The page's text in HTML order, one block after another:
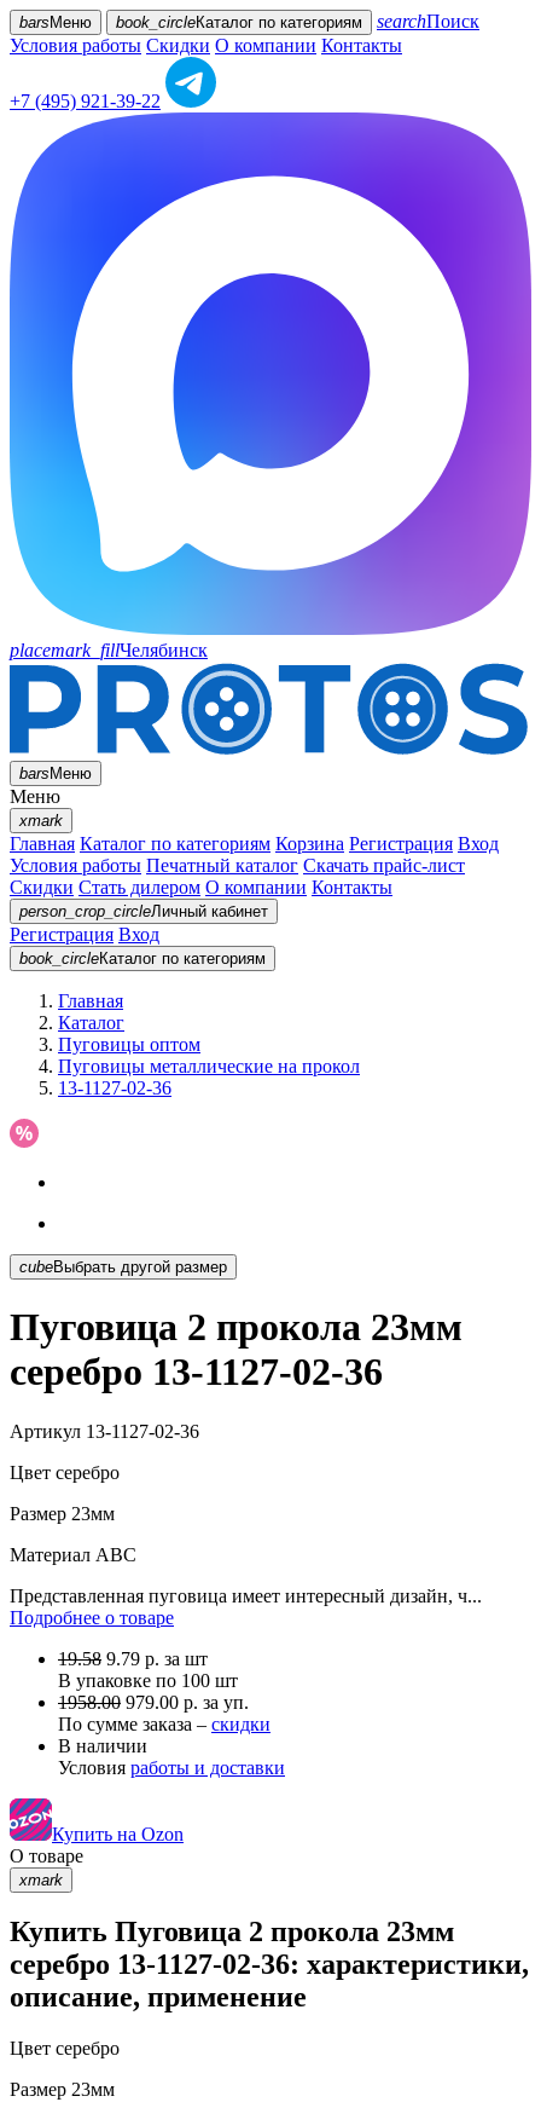
bars Меню book_circleКаталог по категориям searchПоиск
Условия работы Скидки О компании Контакты
+7 (495) 921-39-22
placemark_fillЧелябинск
barsМеню
Меню
xmark
Главная Каталог по категориям Корзина Регистрация Вход
Условия работы Печатный каталог Скачать прайс-лист
Скидки Стать дилером О компании Контакты
person_crop_circleЛичный кабинет
Регистрация Вход
book_circleКаталог по категориям
Главная
Каталог
Пуговицы оптом
Пуговицы металлические на прокол
13-1127-02-36
cubeВыбрать другой размер
Пуговица 2 прокола 23мм
серебро 13-1127-02-36
Артикул 13-1127-02-36
Цвет серебро
Размер 23мм
Материал АВС
Представленная пуговица имеет интересный дизайн, ч...
Подробнее о товаре
19.58 9.79 р. за шт
В упаковке по 100 шт
1958.00 979.00 р. за уп.
По сумме заказа – скидки
В наличии
Условия работы и доставки
Купить на Ozon
О товаре
xmark
Купить Пуговица 2 прокола 23мм
серебро 13-1127-02-36: характеристики,
описание, применение
Цвет серебро
Размер 23мм